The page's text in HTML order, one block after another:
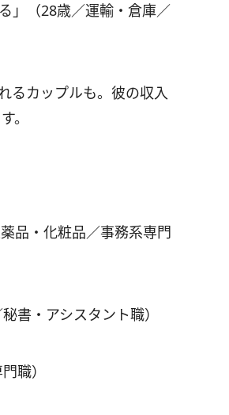
」（28歳／運輸・倉庫／
るカップルも。彼の収入
。
品・化粧品／事務系専門
書・アシスタント職）
職）